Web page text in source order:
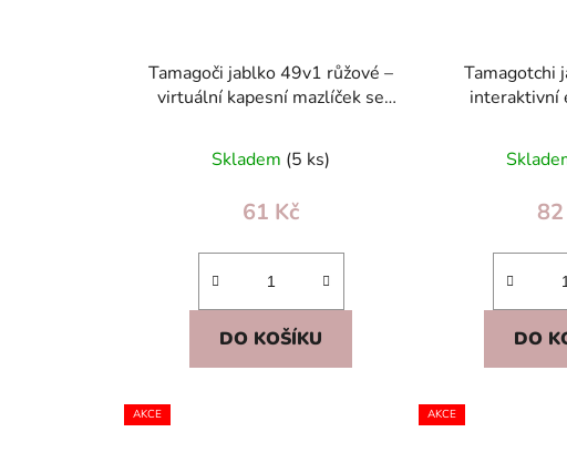
Tamagoči jablko 49v1 růžové –
virtuální kapesní mazlíček se
Skladem (5 ks)
61 Kč
DO KOŠÍKU
Tamagotchi
interaktivní
DO
AKCE AKCE